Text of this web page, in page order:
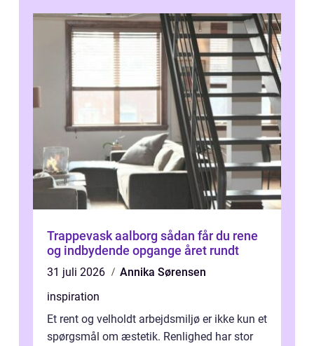
Trappevask aalborg sådan får du rene
og indbydende opgange året rundt
31 juli 2026
Annika Sørensen
inspiration
Et rent og velholdt arbejdsmiljø er ikke kun et
spørgsmål om æstetik. Renlighed har stor